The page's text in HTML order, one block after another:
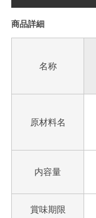
商品詳細
名称
原材料名
内容量
賞味期限